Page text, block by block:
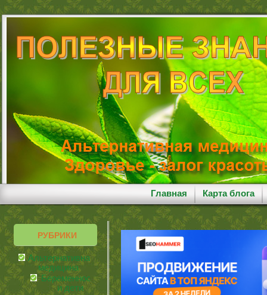
Главная Карта блога
РУБРИКИ
Альтернативная
медицина
Беременность
и дети